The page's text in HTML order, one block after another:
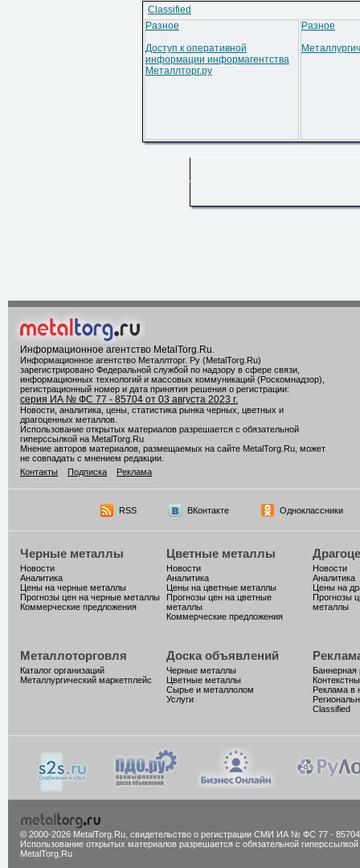
Classified
Разное
Доступ к оперативной
информации информагентства
Металлторг.ру
Разное
Информационное агентство MetalTorg.Ru
Информационное агентство Металлторг. Ру (MetalTorg.Ru)
зарегистрировано Федеральной службой по надзору в сфере связи,
информационных технологий и массовых коммуникаций (Роскомнадзор),
регистрационный номер и дата принятия решения о регистрации:
серия ИА № ФС 77 - 85704 от 03 августа 2023 г.
Новости, аналитика, цены, статистика рынка черных, цветных и
драгоценных металлов.
Использование открытых материалов разрешается с обязательной
гиперссылкой на MetalTorg.Ru
Мнение авторов материалов, размещаемых на сайте MetalTorg.Ru, может
не совпадать с мнением редакции.
Контакты
Подписка Реклама
RSS ВКонтакте Одноклассники
Черные металлы
Новости
Аналитика
Цены на черные металлы
Прогнозы цен на черные металлы
Коммерческие предложения
Цветные металлы
Новости
Аналитика
Цены на цветные металлы
Прогнозы цен на цветные
металлы
Коммерческие предложения
Новости
Аналитика
Цены на
Прогнозы
металлы
Металлоторговля
Каталог организаций
Металлургический маркетплейс
Доска объявлений
Черные металлы
Цветные металлы
Сырье и металлолом
Услуги
Баннерная
Реклама в
Classified
© 2000-2026 MetalTorg.Ru, cвидетельство о регистрации СМИ ИА № ФС 77 - 85704
Использование открытых материалов разрешается с обязательной гиперссылкой
MetalTorg.Ru